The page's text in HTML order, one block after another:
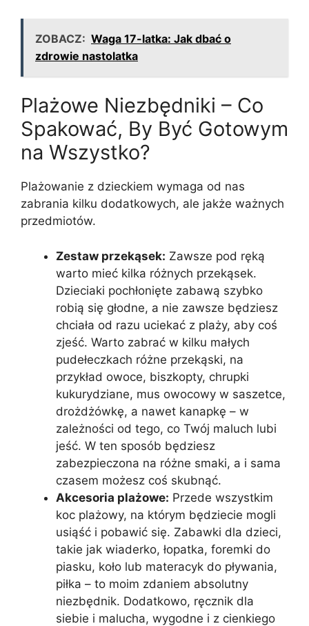
ZOBACZ: Waga 17-latka: Jak dbać o
zdrowie nastolatka
Plażowe Niezbędniki – Co
Spakować, By Być Gotowym
na Wszystko?
Plażowanie z dzieckiem wymaga od nas
zabrania kilku dodatkowych, ale jakże ważnych
przedmiotów.
Zestaw przekąsek: Zawsze pod ręką
warto mieć kilka różnych przekąsek.
Dzieciaki pochłonięte zabawą szybko
robią się głodne, a nie zawsze będziesz
chciała od razu uciekać z plaży, aby coś
zjeść. Warto zabrać w kilku małych
pudełeczkach różne przekąski, na
przykład owoce, biszkopty, chrupki
kukurydziane, mus owocowy w saszetce,
drożdżówkę, a nawet kanapkę – w
zależności od tego, co Twój maluch lubi
jeść. W ten sposób będziesz
zabezpieczona na różne smaki, a i sama
czasem możesz coś skubnąć.
Akcesoria plażowe: Przede wszystkim
koc plażowy, na którym będziecie mogli
usiąść i pobawić się. Zabawki dla dzieci,
takie jak wiaderko, łopatka, foremki do
piasku, koło lub materacyk do pływania,
piłka – to moim zdaniem absolutny
niezbędnik. Dodatkowo, ręcznik dla
siebie i malucha, wygodne i z cienkiego